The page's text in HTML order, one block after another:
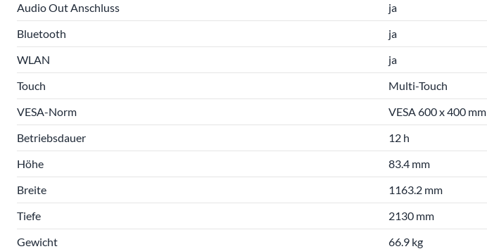
Audio Out Anschluss
ja
Bluetooth
ja
WLAN
ja
Touch
Multi-Touch
VESA-Norm
VESA 600 x 400 mm
Betriebsdauer
12 h
Höhe
83.4 mm
Breite
1163.2 mm
Tiefe
2130 mm
Gewicht
66.9 kg